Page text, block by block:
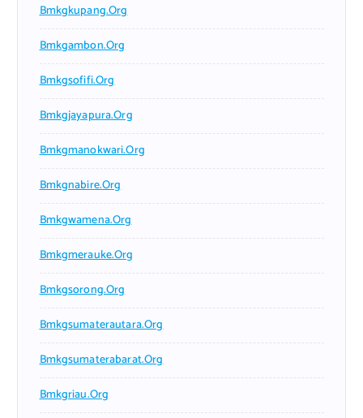
Bmkgkupang.org
Bmkgambon.org
Bmkgsofifi.org
Bmkgjayapura.org
Bmkgmanokwari.org
Bmkgnabire.org
Bmkgwamena.org
Bmkgmerauke.org
Bmkgsorong.org
Bmkgsumaterautara.org
Bmkgsumaterabarat.org
Bmkgriau.org